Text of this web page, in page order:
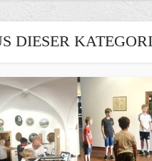
DIESER